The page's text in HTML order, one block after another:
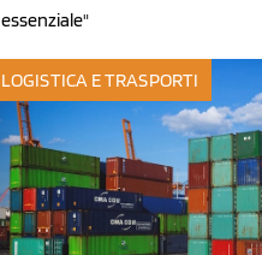
essenziale"
LOGISTICA E TRASPORTI